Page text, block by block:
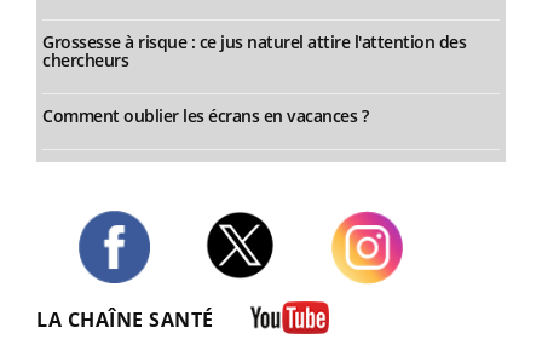
Grossesse à risque : ce jus naturel attire l'attention des
chercheurs
Comment oublier les écrans en vacances ?
LA CHAÎNE SANTÉ